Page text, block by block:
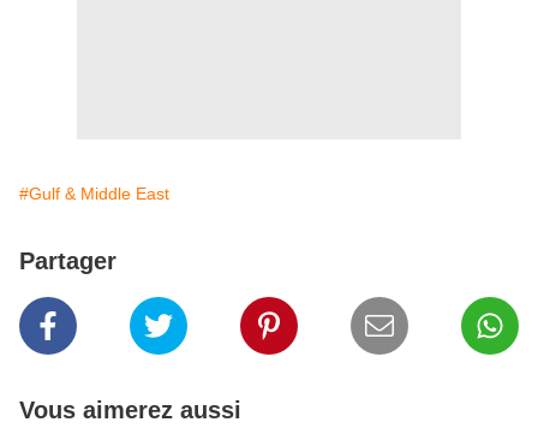
#Gulf & Middle East
Partager
Vous aimerez aussi